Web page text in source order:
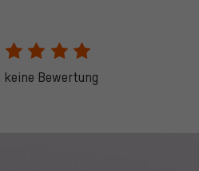
keine Bewertung